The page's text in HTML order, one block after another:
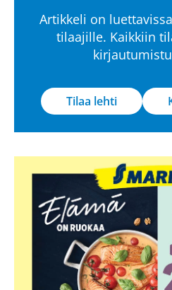
Artikkeli on
tilaajille. Kaikkiin
Tilaa lehti